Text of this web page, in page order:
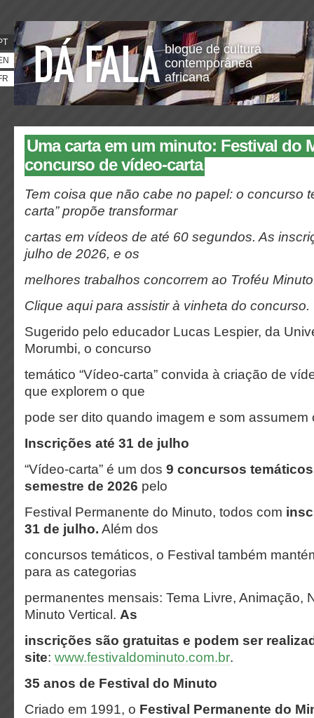
blogue de cultura
contemporânea
africana
Uma carta em um minuto: Festival do
concurso de vídeo-carta
Tem coisa que não cabe no papel: o concurso
carta” propõe transformar
cartas em vídeos de até 60 segundos. As
julho de 2026, e os
melhores trabalhos concorrem ao Troféu
Clique aquipara assistir à vinheta do concurso.
Sugerido pelo educador Lucas Lespier, da
Morumbi, o concurso
temático “Vídeo-carta” convida à criação de
que explorem o que
pode ser dito quando imagem e som assumem
Inscrições até 31 de julho
“Vídeo-carta” é um dos 9 concursos
semestre de 2026 pelo
Festival Permanente do Minuto, todos com
31 de julho. Além dos
concursos temáticos, o Festival também
para as categorias
permanentes mensais: Tema Livre, Animação,
Minuto Vertical. As
inscrições são gratuitas e podem ser
site: www.festivaldominuto.com.br.
35 anos de Festival do Minuto
Criado em 1991, o Festival Permanente do